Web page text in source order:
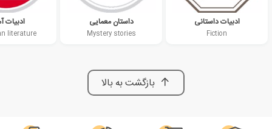
ادبیات داستانی
Fiction
داستان معمایی
Mystery stories
ادبیات
literature
بازگشت به بالا